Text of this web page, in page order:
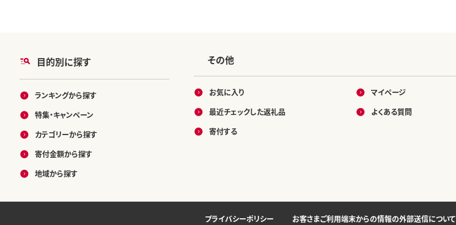
目的別に探す
ランキングから探す
特集・キャンペーン
カテゴリーから探す
寄付金額から探す
地域から探す
その他
お気に入り
最近チェックした返礼品
寄付する
マイページ
よくある質問
プライバシーポリシー お客さまご利用端末からの情報の外部送信について